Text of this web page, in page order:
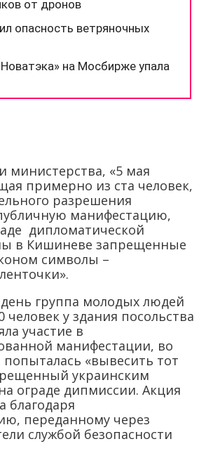
министерства, «5 мая
примерно из ста человек,
разрешения
манифестацию,
дипломатической
в Кишиневе запрещенные
символы –
группа молодых людей
человек у здания посольства
участие в
манифестации, во
«вывесить тот
украинским
ограде дипмиссии. Акция
благодаря
переданному через
службой безопасности